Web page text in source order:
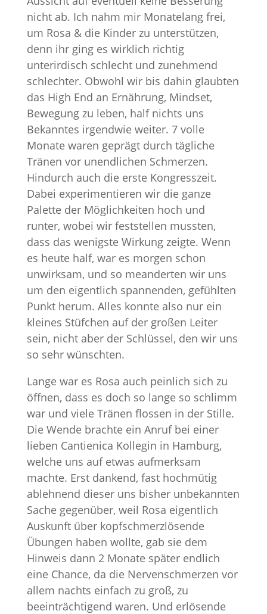
nicht ab. Ich nahm mir Monatelang frei,
um Rosa & die Kinder zu unterstützen,
denn ihr ging es wirklich richtig
unterirdisch schlecht und zunehmend
schlechter. Obwohl wir bis dahin glaubten
das High End an Ernährung, Mindset,
Bewegung zu leben, half nichts uns
Bekanntes irgendwie weiter. 7 volle
Monate waren geprägt durch tägliche
Tränen vor unendlichen Schmerzen.
Hindurch auch die erste Kongresszeit.
Dabei experimentieren wir die ganze
Palette der Möglichkeiten hoch und
runter, wobei wir feststellen mussten,
dass das wenigste Wirkung zeigte. Wenn
es heute half, war es morgen schon
unwirksam, und so meanderten wir uns
um den eigentlich spannenden, gefühlten
Punkt herum. Alles konnte also nur ein
kleines Stüfchen auf der großen Leiter
sein, nicht aber der Schlüssel, den wir uns
so sehr wünschten.
Lange war es Rosa auch peinlich sich zu
öffnen, dass es doch so lange so schlimm
war und viele Tränen flossen in der Stille.
Die Wende brachte ein Anruf bei einer
lieben Cantienica Kollegin in Hamburg,
welche uns auf etwas aufmerksam
machte. Erst dankend, fast hochmütig
ablehnend dieser uns bisher unbekannten
Sache gegenüber, weil Rosa eigentlich
Auskunft über kopfschmerzlösende
Übungen haben wollte, gab sie dem
Hinweis dann 2 Monate später endlich
eine Chance, da die Nervenschmerzen vor
allem nachts einfach zu groß, zu
beeinträchtigend waren. Und erlösende